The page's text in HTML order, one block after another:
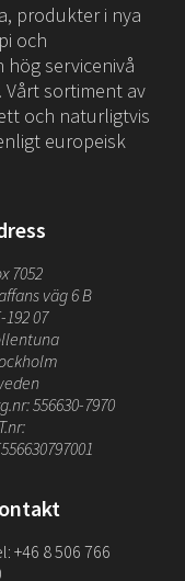
produkter i nya
och
servicenivå
Vårt sortiment av
och naturligtvis
europeisk
7052
väg 6 B
192 07
556630-7970
+46 8 506 766